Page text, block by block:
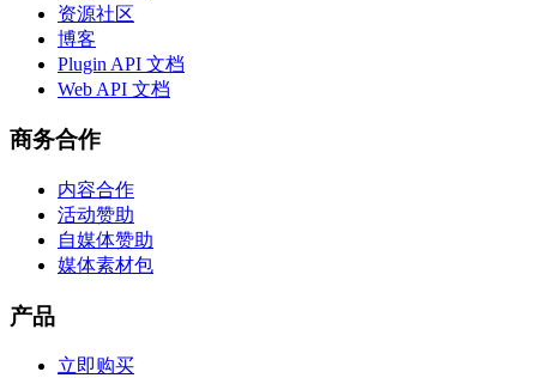
资源社区
博客
Plugin API 文档
Web API 文档
商务合作
内容合作
活动赞助
自媒体赞助
媒体素材包
产品
立即购买